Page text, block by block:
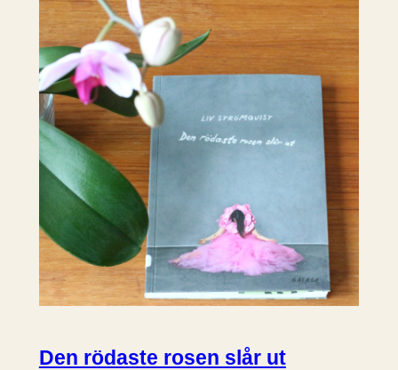
Den rödaste rosen slår ut